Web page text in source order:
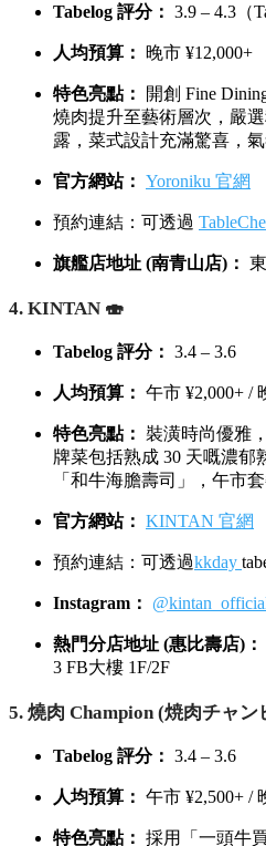
Tabelog 評分： 3.9 – 4.3（
人均預算： 晚市 ¥12,000+
特色亮點：
開創 Fine
燒肉提升至藝術層次，嚴
露，菜式設計充滿驚喜，
官方網站： Yoroniku 官網
預約連結：可透過
旗艦店地址 (南青山店)：
4. KINTAN 🍣
Tabelog 評分： 3.4 – 3.6
人均預算： 午市 ¥2,000+ /
特色亮點：
裝潢時尚優雅
牌菜包括熟成 30 天嘅濃郁
「和牛海膽壽司」，午市
官方網站： KINTAN 官網
預約連結：可透過kkday
Instagram：
熱門分店地址 (惠比壽店)：
3 FB大樓 1F/2F
5. 燒肉 Champion (焼肉チャン
Tabelog 評分： 3.4 – 3.6
人均預算： 午市 ¥2,500+ /
特色亮點： 採用「一頭牛